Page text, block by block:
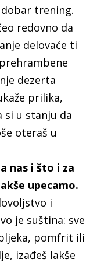
trening.
redovno da
delovaće ti
dezerta
prilika,
si u stanju da
oteraš u
nas i što i za
upecamo.
i
je suština: sve
pomfrit ili
izađeš lakše